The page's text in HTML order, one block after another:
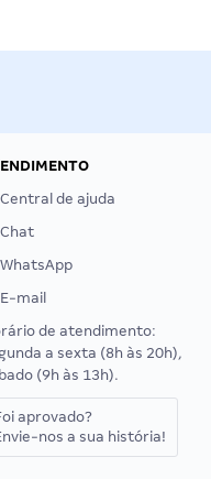
Central de ajuda
Chat
WhatsApp
E-mail
de atendimento:
a sexta (8h às 20h),
(9h às 13h).
aprovado?
nos a sua história!